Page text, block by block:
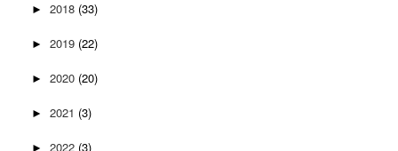
► 2018 (33)
► 2019 (22)
► 2020 (20)
► 2021 (3)
► 2022 (3)